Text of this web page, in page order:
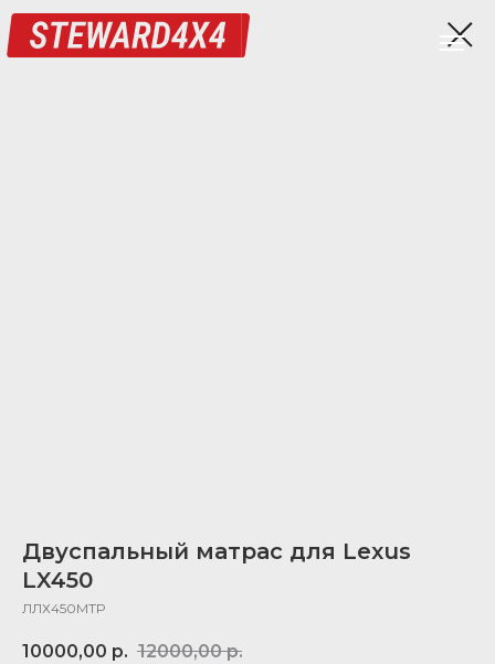
Двуспальный матрас для Lexus
LX450
ЛЛХ450МТР
10000,00 р. 12000,00 р.